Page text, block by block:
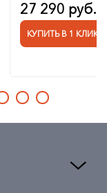
27 290 руб.
КУПИТЬ В 1 КЛИК